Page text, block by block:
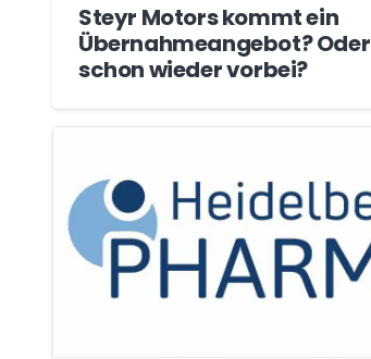
Steyr Motors kommt ein
Übernahmeangebot? Oder
schon wieder vorbei?